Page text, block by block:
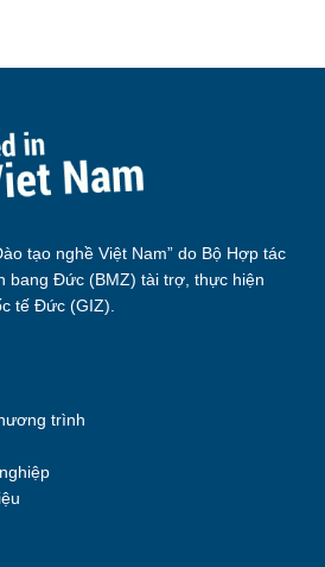
tạo nghề Việt Nam” do Bộ Hợp tác
bang Đức (BMZ) tài trợ, thực hiện
tế Đức (GIZ).
trình